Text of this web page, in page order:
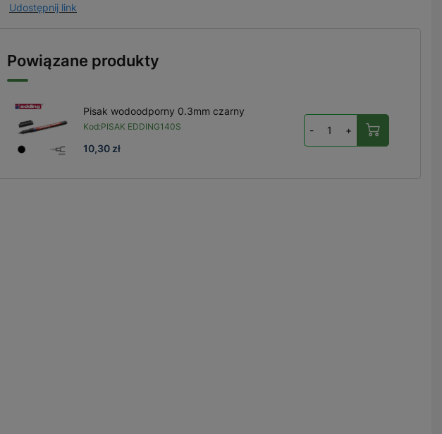
Udostępnij link
Powiązane produkty
Pisak wodoodporny 0.3mm czarny
Kod:PISAK EDDING140S
10,30 zł
- +